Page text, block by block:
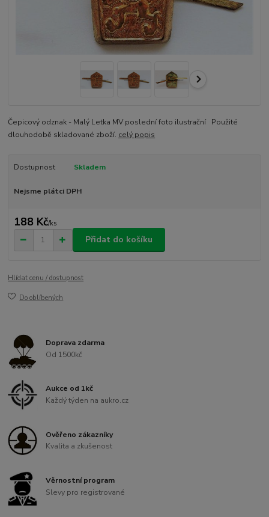
Čepicový odznak - Malý Letka MV poslední foto ilustrační Použité
dlouhodobě skladované zboží. celý popis
Dostupnost Skladem
Nejsme plátci DPH
188 Kč/ks
Přidat do košíku
Hlídat cenu / dostupnost
Do oblíbených
Doprava zdarma
Od 1500kč
Aukce od 1kč
Každý týden na aukro.cz
Ověřeno zákazníky
Kvalita a zkušenost
Věrnostní program
Slevy pro registrované